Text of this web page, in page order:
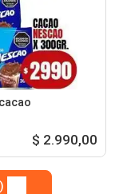
$ 2.990,00